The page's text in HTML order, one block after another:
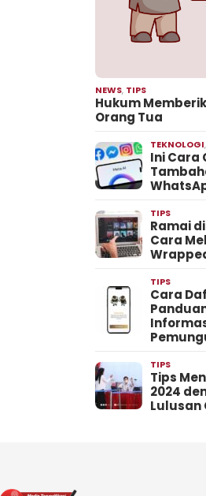
NEWS, TIPS
Hukum
Orang Tua
TEKNOLOGI,
Ini Cara
TIPS
Ramai
Cara
TIPS
Cara
TIPS
Tips
2024
Lulusan